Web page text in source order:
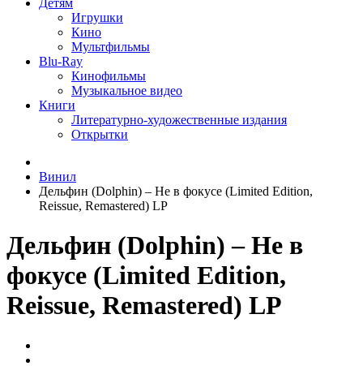
Детям
Игрушки
Кино
Мультфильмы
Blu-Ray
Кинофильмы
Музыкальное видео
Книги
Литературно-художественные издания
Открытки
Винил
Дельфин ‎(Dolphin) – Не в фокусе (Limited Edition,
Reissue, Remastered) LP
Дельфин ‎(Dolphin) – Не в
фокусе (Limited Edition,
Reissue, Remastered) LP